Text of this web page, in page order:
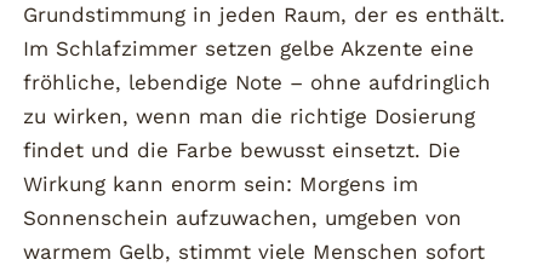
Grundstimmung in jeden Raum, der es enthält.
Im Schlafzimmer setzen gelbe Akzente eine
fröhliche, lebendige Note – ohne aufdringlich
zu wirken, wenn man die richtige Dosierung
findet und die Farbe bewusst einsetzt. Die
Wirkung kann enorm sein: Morgens im
Sonnenschein aufzuwachen, umgeben von
warmem Gelb, stimmt viele Menschen sofort